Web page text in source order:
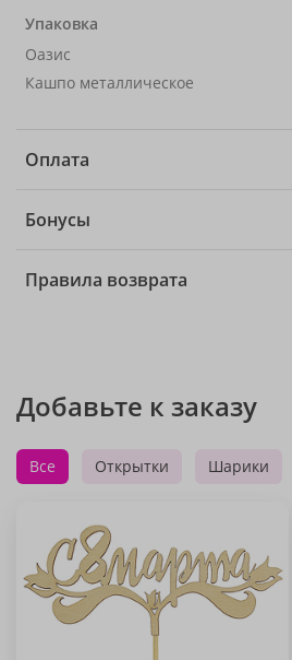
Упаковка
Оазис
Кашпо металлическое
Оплата
Бонусы
Правила возврата
Добавьте к заказу
Все Открытки Шарики